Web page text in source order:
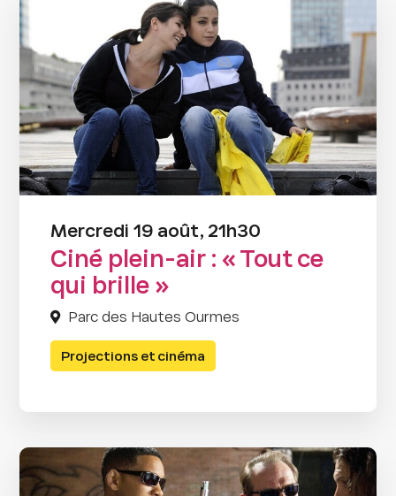
Mercredi 19 août, 21h30
Ciné plein-air : « Tout ce
qui brille »
Parc des Hautes Ourmes
Projections et cinéma